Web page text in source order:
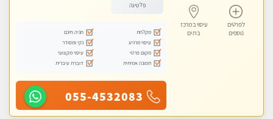
לפרטים
נוספים
עיסוי במרכז
בת ים
פלטינה
מקלחת
חניה חינם
עיסוי מרגיע
נקי ומסודר
מקום פרטי
עיסוי מקצועי
תמונה אמיתית
דוברת עיברית
055-4532083